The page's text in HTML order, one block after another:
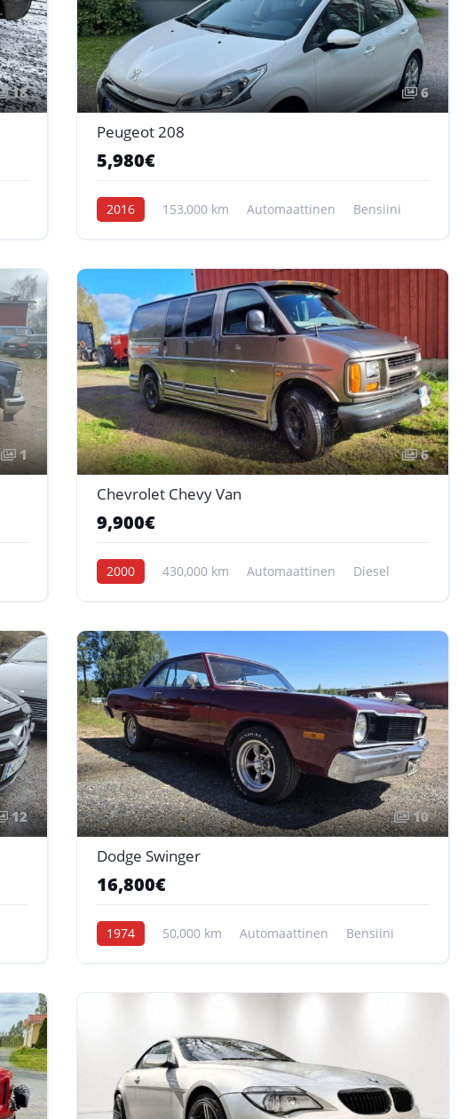
18 6
Peugeot 208
5,980€
2016 153,000 km Automaattinen Bensiini
1 6
Chevrolet Chevy Van
9,900€
2000 430,000 km Automaattinen Diesel
12 10
Dodge Swinger
16,800€
1974 50,000 km Automaattinen Bensiini